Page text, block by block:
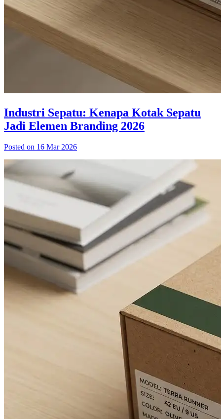
Industri Sepatu: Kenapa Kotak Sepatu
Jadi Elemen Branding 2026
Posted on 16 Mar 2026